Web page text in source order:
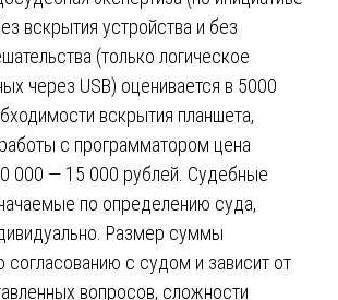
вскрытия устройства и без
(только логическое
через USB) оценивается в 5000
вскрытия планшета,
с программатором цена
000 — 15 000 рублей. Судебные
по определению суда,
Размер суммы
согласованию с судом и зависит от
вопросов, сложности